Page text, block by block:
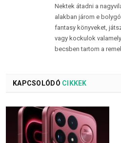
Nektek átadni a
alakban járom e
fantasy könyveket,
vagy kockulok
becsben tartom a
KAPCSOLÓDÓ CIKKEK